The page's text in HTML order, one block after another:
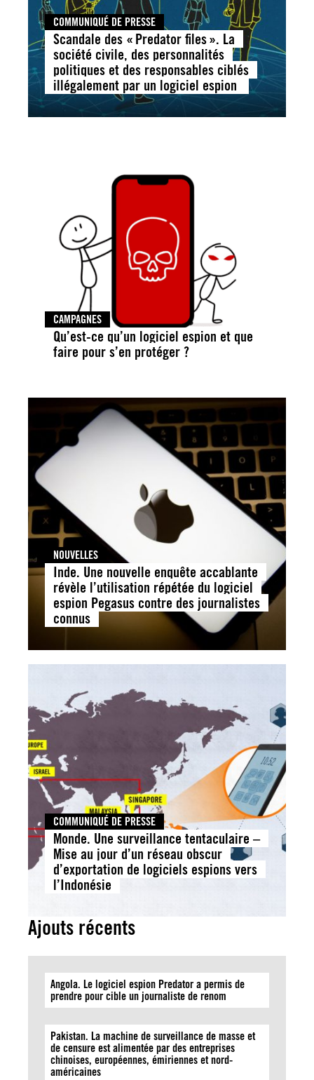
COMMUNIQUÉ DE PRESSE
Scandale des « Predator files ». La
société civile, des personnalités
politiques et des responsables ciblés
illégalement par un logiciel espion
CAMPAGNES
Qu’est-ce qu’un logiciel espion et que
faire pour s’en protéger ?
NOUVELLES
Inde. Une nouvelle enquête accablante
révèle l’utilisation répétée du logiciel
espion Pegasus contre des journalistes
connus
COMMUNIQUÉ DE PRESSE
Monde. Une surveillance tentaculaire –
Mise au jour d’un réseau obscur
d’exportation de logiciels espions vers
l’Indonésie
Ajouts récents
Angola. Le logiciel espion Predator a permis de
prendre pour cible un journaliste de renom
Pakistan. La machine de surveillance de masse et
de censure est alimentée par des entreprises
chinoises, européennes, émiriennes et nord-
américaines